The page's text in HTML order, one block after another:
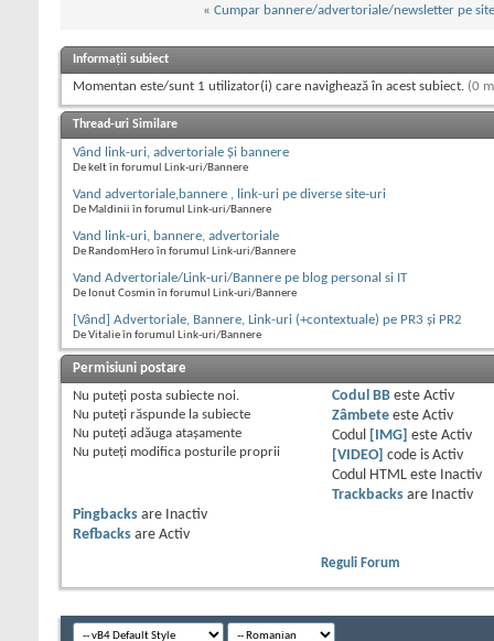
« Cumpar bannere/advertoriale/newsletter pe
Informații subiect
Momentan este/sunt 1 utilizator(i) care navighează în acest subiect. (0
Thread-uri Similare
Vând link-uri, advertoriale Și bannere
De kelt în forumul Link-uri/Bannere
Vand advertoriale,bannere , link-uri pe diverse site-uri
De Maldinii în forumul Link-uri/Bannere
Vand link-uri, bannere, advertoriale
De RandomHero în forumul Link-uri/Bannere
Vand Advertoriale/Link-uri/Bannere pe blog personal si IT
De Ionut Cosmin în forumul Link-uri/Bannere
[Vând] Advertoriale, Bannere, Link-uri (+contextuale) pe PR3 și PR2
De Vitalie în forumul Link-uri/Bannere
Permisiuni postare
Nu puteţi posta subiecte noi.
Nu puteţi răspunde la subiecte
Nu puteţi adăuga ataşamente
Nu puteţi modifica posturile proprii
Codul BBeste Activ
Zâmbeteeste Activ
Codul
[IMG] este Activ
[VIDEO]
code is Activ
Codul HTML este
Inactiv
Trackbacksare
Inactiv
Pingbacks are
Inactiv
Refbacks are Activ
Reguli Forum